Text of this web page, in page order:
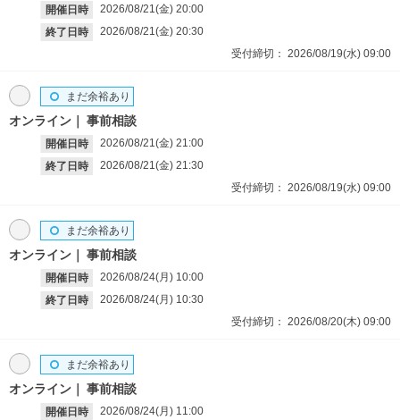
開催日時 2026/08/21(金) 20:00
終了日時
2026/08/21(金) 20:30
受付締切： 2026/08/19(水) 09:00
オンライン 事前相談
開催日時 2026/08/21(金) 21:00
終了日時
2026/08/21(金) 21:30
まだ余裕あり
受付締切： 2026/08/19(水) 09:00
オンライン 事前相談
開催日時 2026/08/24(月) 10:00
終了日時
2026/08/24(月) 10:30
まだ余裕あり
受付締切： 2026/08/20(木) 09:00
オンライン 事前相談
開催日時 2026/08/24(月) 11:00
まだ余裕あり